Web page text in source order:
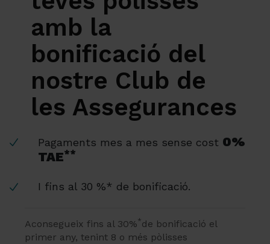
amb la
bonificació del
nostre Club de
les Assegurances
Pagaments mes a mes sense cost 0%
TAE**
I fins al 30 %* de bonificació.
Aconsegueix fins al 30%*de bonificació el
primer any, tenint 8 o més pòlisses